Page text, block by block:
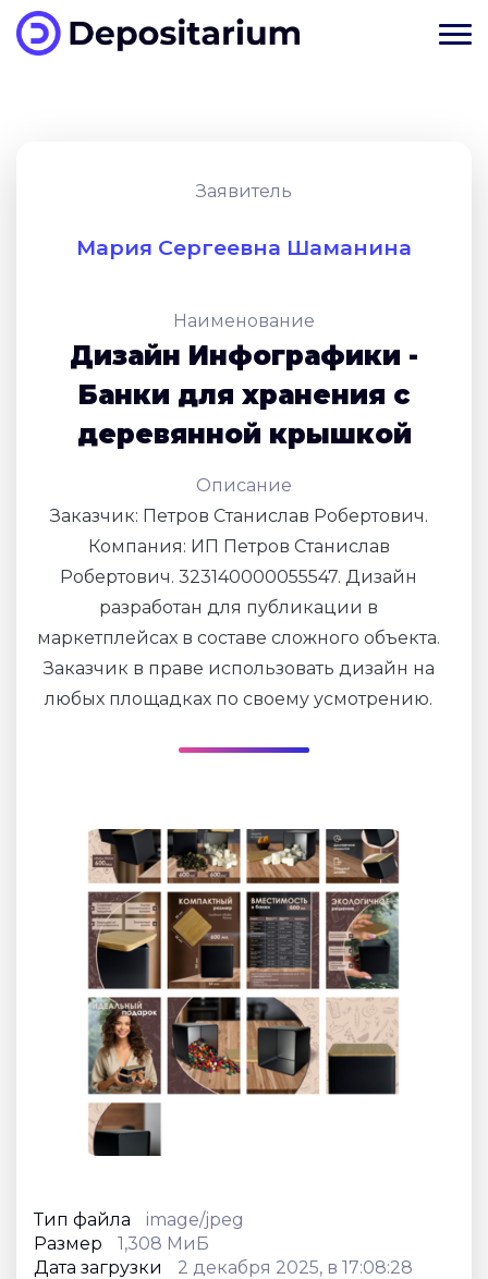
Заявитель
Мария Сергеевна Шаманина
Наименование
Дизайн Инфографики -
Банки для хранения с
деревянной крышкой
Описание
Заказчик: Петров Станислав Робертович.
Компания: ИП Петров Станислав
Робертович. 323140000055547. Дизайн
разработан для публикации в
маркетплейсах в составе сложного объекта.
Заказчик в праве использовать дизайн на
любых площадках по своему усмотрению.
Тип файла
image/jpeg
Размер
1,308 МиБ
Дата загрузки
2 декабря 2025, в 17:08:28